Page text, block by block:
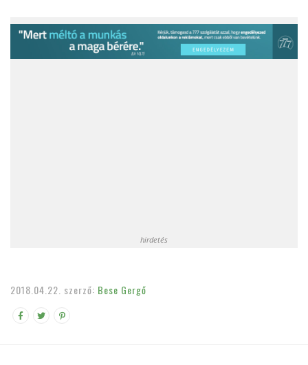
hirdetés
2018.04.22. szerző: Bese Gergő